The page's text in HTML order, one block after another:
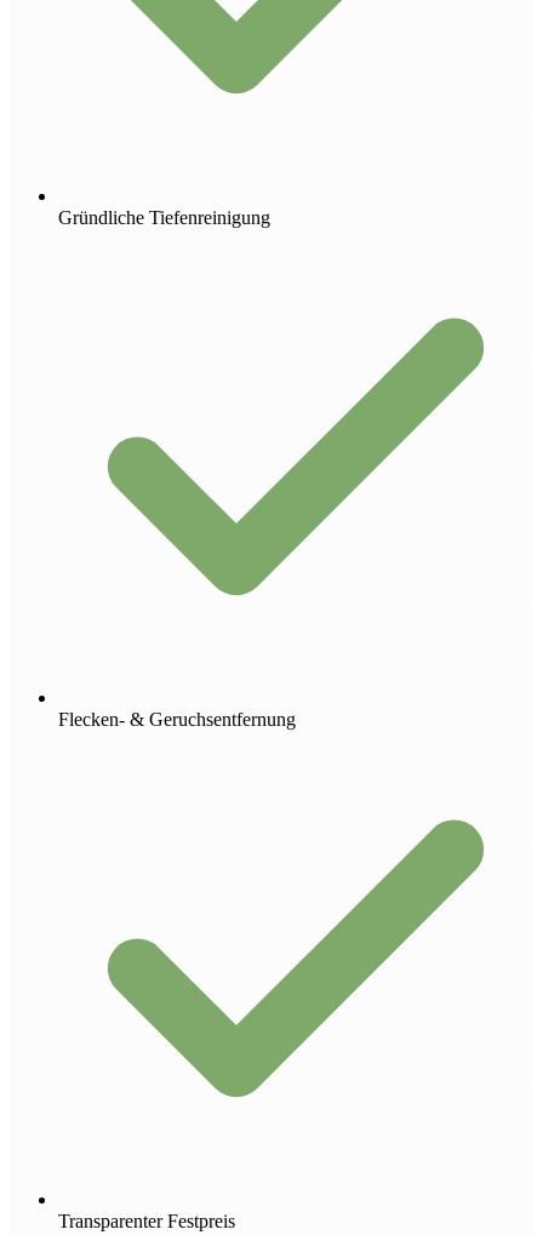
Gründliche Tiefenreinigung
Flecken- & Geruchsentfernung
Transparenter Festpreis